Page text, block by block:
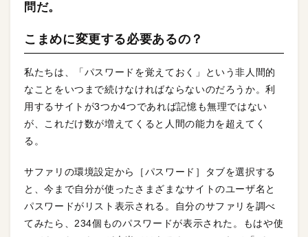
問だ。
こまめに変更する必要あるの？
私たちは、「パスワードを覚えておく」という非人間的
なことをいつまで続けなければならないのだろうか。利
用するサイトが3つか4つであれば記憶も無理ではない
が、これだけ数が増えてくると人間の能力を超えてく
る。
サファリの環境設定から［パスワード］タブを選択する
と、今まで自分が使ったさまざまなサイトのユーザ名と
パスワードがリスト表示される。自分のサファリを調べ
てみたら、234個ものパスワードが表示された。もはや使